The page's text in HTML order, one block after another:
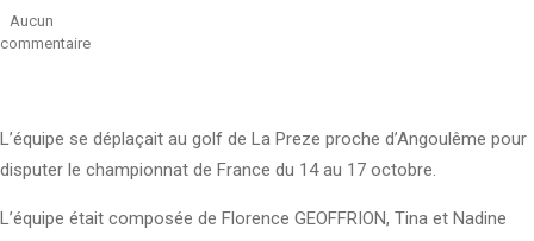
Aucun
commentaire
L’équipe se déplaçait au golf de La Preze proche d’Angoulême pour
disputer le championnat de France du 14 au 17 octobre.
L’équipe était composée de Florence GEOFFRION, Tina et Nadine